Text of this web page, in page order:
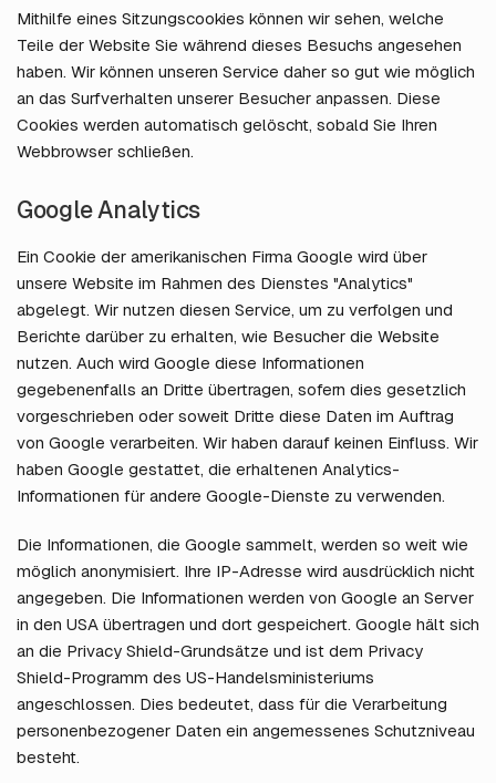
Mithilfe eines Sitzungscookies können wir sehen, welche
Teile der Website Sie während dieses Besuchs angesehen
haben. Wir können unseren Service daher so gut wie möglich
an das Surfverhalten unserer Besucher anpassen. Diese
Cookies werden automatisch gelöscht, sobald Sie Ihren
Webbrowser schließen.
Google Analytics
Ein Cookie der amerikanischen Firma Google wird über
unsere Website im Rahmen des Dienstes "Analytics"
abgelegt. Wir nutzen diesen Service, um zu verfolgen und
Berichte darüber zu erhalten, wie Besucher die Website
nutzen. Auch wird Google diese Informationen
gegebenenfalls an Dritte übertragen, sofern dies gesetzlich
vorgeschrieben oder soweit Dritte diese Daten im Auftrag
von Google verarbeiten. Wir haben darauf keinen Einfluss. Wir
haben Google gestattet, die erhaltenen Analytics-
Informationen für andere Google-Dienste zu verwenden.
Die Informationen, die Google sammelt, werden so weit wie
möglich anonymisiert. Ihre IP-Adresse wird ausdrücklich nicht
angegeben. Die Informationen werden von Google an Server
in den USA übertragen und dort gespeichert. Google hält sich
an die Privacy Shield-Grundsätze und ist dem Privacy
Shield-Programm des US-Handelsministeriums
angeschlossen. Dies bedeutet, dass für die Verarbeitung
personenbezogener Daten ein angemessenes Schutzniveau
besteht.